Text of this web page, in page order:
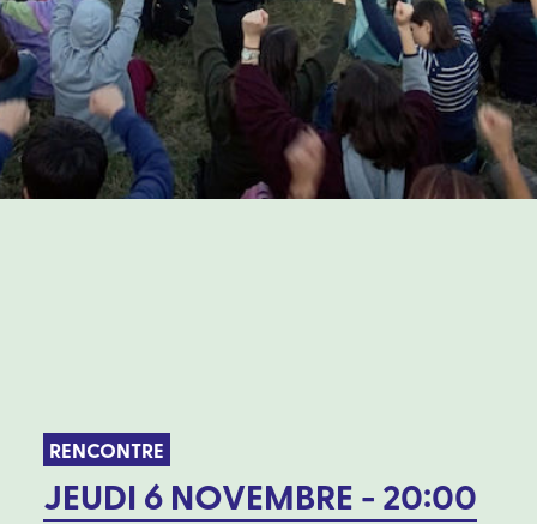
RENCONTRE
JEUDI 6 NOVEMBRE - 20:00